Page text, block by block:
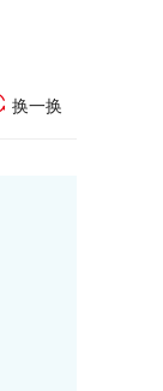
换一换